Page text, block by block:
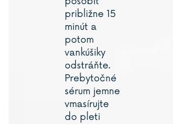
približne 15
minút a
potom
vankúšiky
odstráňte.
Prebytočné
sérum jemne
vmasírujte
do pleti